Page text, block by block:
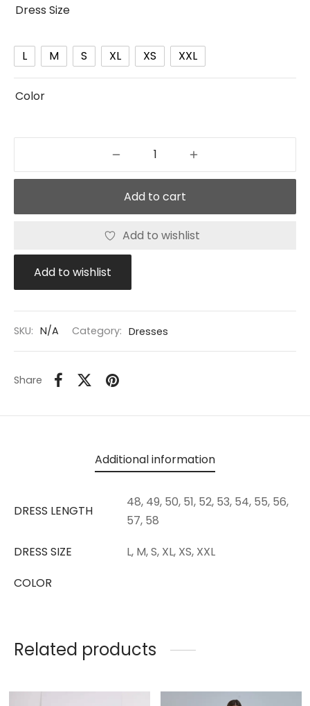
Dress Size
L M S XL XS XXL
Color
Add to cart
Add to wishlist
Add to wishlist
SKU: N/A Category: Dresses
Share
Additional information
DRESS LENGTH
48, 49, 50, 51, 52, 53, 54, 55, 56,
57, 58
DRESS SIZE
L, M, S, XL, XS, XXL
COLOR
Related products